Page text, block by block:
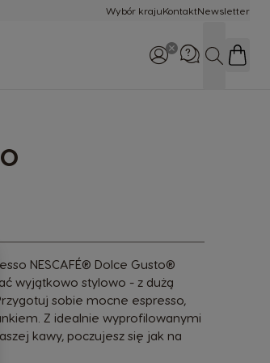
Wybór krajuKontaktNewsletter
SZUKAJ
NESCAFÉ® Dolce Gusto®
wyjątkowo stylowo - z dużą
sobie mocne espresso,
Z idealnie wyprofilowanymi
kawy, poczujesz się jak na